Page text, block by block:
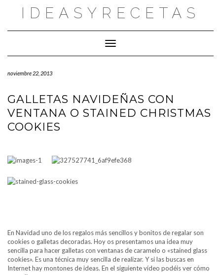
IDEASYRECETAS
Cambiar modo de navegación
noviembre 22, 2013
GALLETAS NAVIDEÑAS CON
VENTANA O STAINED CHRISTMAS
COOKIES
En Navidad uno de los regalos más sencillos y bonitos de regalar son
cookies o galletas decoradas. Hoy os presentamos una idea muy
sencilla para hacer galletas con ventanas de caramelo o «stained glass
cookies». Es una técnica muy sencilla de realizar. Y si las buscas en
Internet hay montones de ideas. En el siguiente vídeo podéis ver cómo